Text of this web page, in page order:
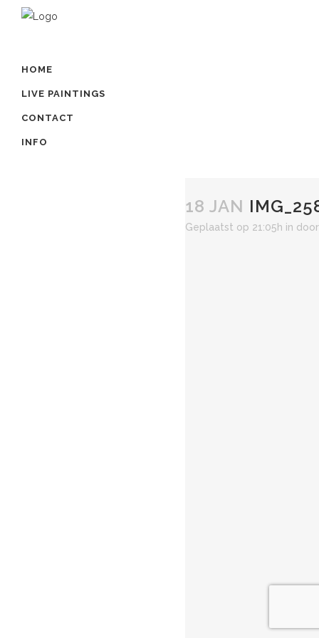
HOME
LIVE PAINTINGS
CONTACT
INFO
18 JAN
Geplaatst op 21:05h in